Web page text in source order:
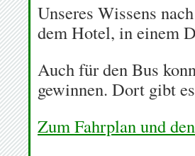
Unseres Wissens
dem Hotel, in einem
Auch für den Bus
gewinnen. Dort gibt
Zum Fahrplan und